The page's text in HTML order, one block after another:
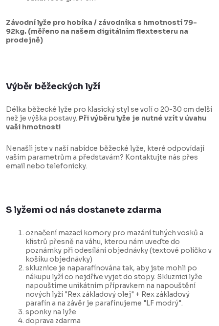
Závodní lyže pro hobíka / závodníka s hmotností 79-
92kg. (měřeno na našem digitálním flextesteru na
prodejně)
Výběr běžeckých lyží
Délka běžecké lyže pro klasický styl se volí o 20-30 cm delší
než je výška postavy. Při výběru lyže je nutné vzít v úvahu
vaši hmotnost!
Nenašli jste v naší nabídce běžecké lyže, které odpovídají
vaším parametrům a představám? Kontaktujte nás přes
email nebo telefonicky.
S lyžemi od nás dostanete zdarma
označení mazací komory pro mazání tuhých vosků a
klistrů přesně na váhu, kterou nám uveďte do
poznámky při odesílání objednávky (textové políčko v
košíku objednávky)
skluznice je naparafínována tak, aby jste mohli po
nákupu lyží co nejdříve vyjet do stopy. Skluznici lyže
napouštíme unikátním přípravkem na napouštění
nových lyží "Rex základový olej" + Rex základový
parafín a na závěr je parafínujeme "LF modrý".
sponky na lyže
doprava zdarma